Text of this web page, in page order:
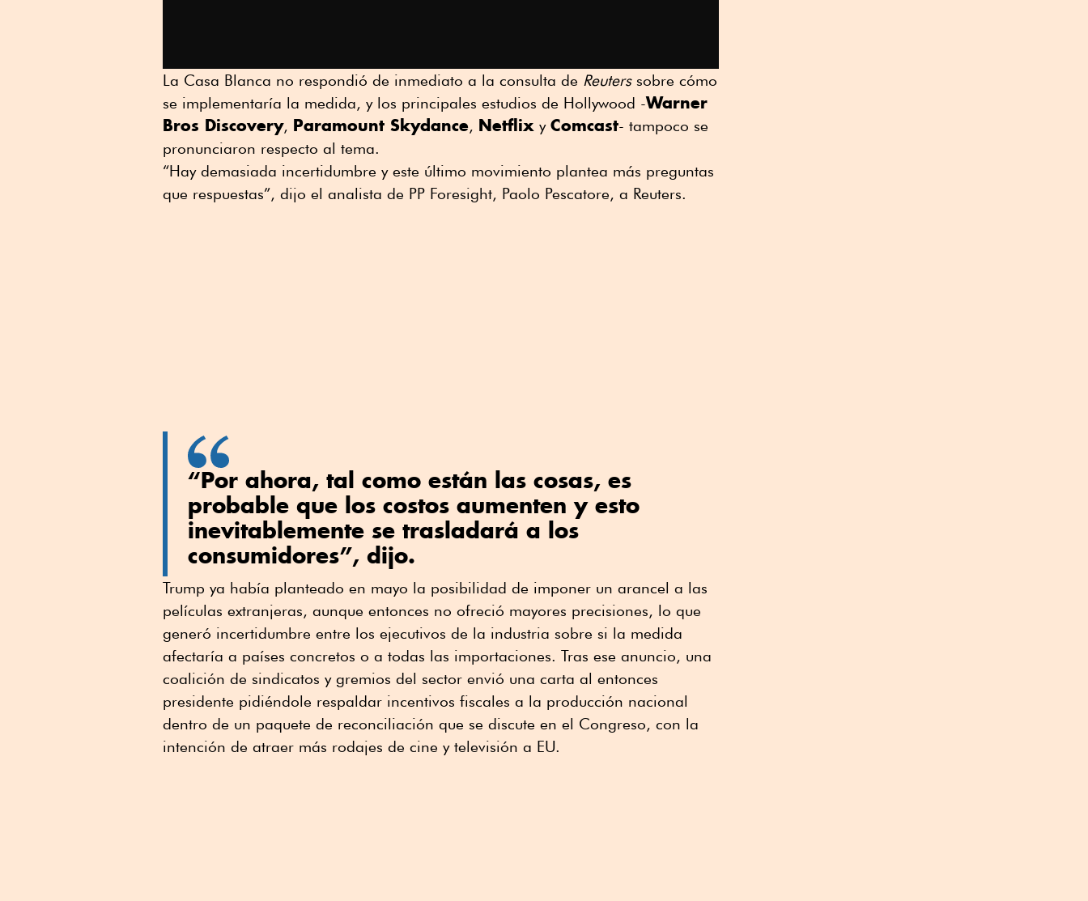
La Casa Blanca no respondió de inmediato a la consulta de Reuterssobre cómo
se implementaría la medida, y los principales estudios de Hollywood -Warner
Bros Discovery, Paramount Skydance, Netflix y Comcast- tampoco se
pronunciaron respecto al tema.
“Hay demasiada incertidumbre y este último movimiento plantea más preguntas
que respuestas”, dijo el analista de PP Foresight, Paolo Pescatore, a Reuters.
“Por ahora, tal como están las cosas, es
probable que los costos aumenten y esto
inevitablemente se trasladará a los
consumidores”, dijo.
Trump ya había planteado en mayo la posibilidad de imponer un arancel a las
películas extranjeras, aunque entonces no ofreció mayores precisiones, lo que
generó incertidumbre entre los ejecutivos de la industria sobre si la medida
afectaría a países concretos o a todas las importaciones. Tras ese anuncio, una
coalición de sindicatos y gremios del sector envió una carta al entonces
presidente pidiéndole respaldar incentivos fiscales a la producción nacional
dentro de un paquete de reconciliación que se discute en el Congreso, con la
intención de atraer más rodajes de cine y televisión a EU.